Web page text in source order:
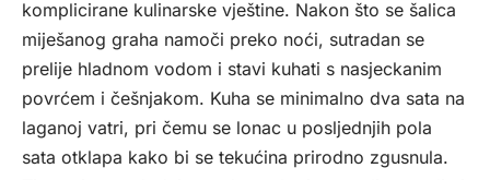
komplicirane kulinarske vještine. Nakon što se šalica
miješanog graha namoči preko noći, sutradan se
prelije hladnom vodom i stavi kuhati s nasjeckanim
povrćem i češnjakom. Kuha se minimalno dva sata na
laganoj vatri, pri čemu se lonac u posljednjih pola
sata otklapa kako bi se tekućina prirodno zgusnula.